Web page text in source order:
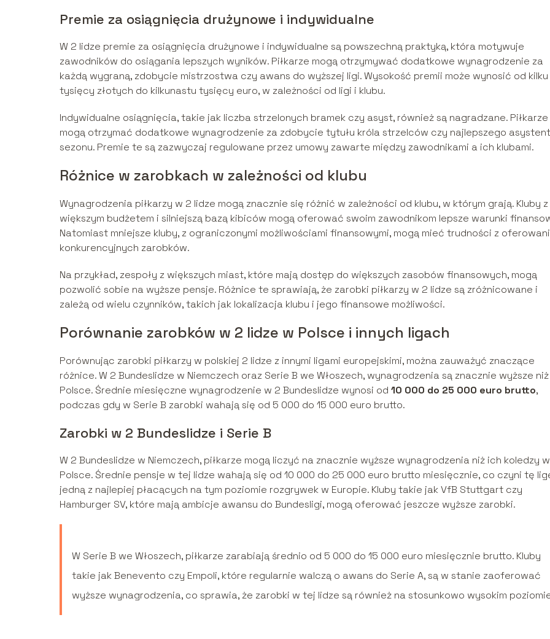
Premie za osiągnięcia drużynowe i indywidualne
W 2 lidze premie za osiągnięcia drużynowe i indywidualne są powszechną praktyką, która motywuje
zawodników do osiągania lepszych wyników. Piłkarze mogą otrzymywać dodatkowe wynagrodzenie za
każdą wygraną, zdobycie mistrzostwa czy awans do wyższej ligi. Wysokość premii może wynosić od kilku
tysięcy złotych do kilkunastu tysięcy euro, w zależności od ligi i klubu.
Indywidualne osiągnięcia, takie jak liczba strzelonych bramek czy asyst, również są nagradzane. Piłkarze
mogą otrzymać dodatkowe wynagrodzenie za zdobycie tytułu króla strzelców czy najlepszego
sezonu. Premie te są zazwyczaj regulowane przez umowy zawarte między zawodnikami a ich klubami.
Różnice w zarobkach w zależności od klubu
Wynagrodzenia piłkarzy w 2 lidze mogą znacznie się różnić w zależności od klubu, w którym grają. Kluby z
większym budżetem i silniejszą bazą kibiców mogą oferować swoim zawodnikom lepsze warunki
Natomiast mniejsze kluby, z ograniczonymi możliwościami finansowymi, mogą mieć trudności z
konkurencyjnych zarobków.
Na przykład, zespoły z większych miast, które mają dostęp do większych zasobów finansowych, mogą
pozwolić sobie na wyższe pensje. Różnice te sprawiają, że zarobki piłkarzy w 2 lidze są zróżnicowane i
zależą od wielu czynników, takich jak lokalizacja klubu i jego finansowe możliwości.
Porównanie zarobków w 2 lidze w Polsce i innych ligach
Porównując zarobki piłkarzy w polskiej 2 lidze z innymi ligami europejskimi, można zauważyć znaczące
różnice. W 2 Bundeslidze w Niemczech oraz Serie B we Włoszech, wynagrodzenia są znacznie wyższe
Polsce. Średnie miesięczne wynagrodzenie w 2 Bundeslidze wynosi od 10 000 do 25 000 euro brutto,
podczas gdy w Serie B zarobki wahają się od 5 000 do 15 000 euro brutto.
Zarobki w 2 Bundeslidze i Serie B
W 2 Bundeslidze w Niemczech, piłkarze mogą liczyć na znacznie wyższe wynagrodzenia niż ich koledzy w
Polsce. Średnie pensje w tej lidze wahają się od 10 000 do 25 000 euro brutto miesięcznie, co czyni tę
jedną z najlepiej płacących na tym poziomie rozgrywek w Europie. Kluby takie jak VfB Stuttgart czy
Hamburger SV, które mają ambicje awansu do Bundesligi, mogą oferować jeszcze wyższe zarobki.
W Serie B we Włoszech, piłkarze zarabiają średnio od 5 000 do 15 000 euro miesięcznie brutto. Kluby
takie jak Benevento czy Empoli, które regularnie walczą o awans do Serie A, są w stanie zaoferować
wyższe wynagrodzenia, co sprawia, że zarobki w tej lidze są również na stosunkowo wysokim